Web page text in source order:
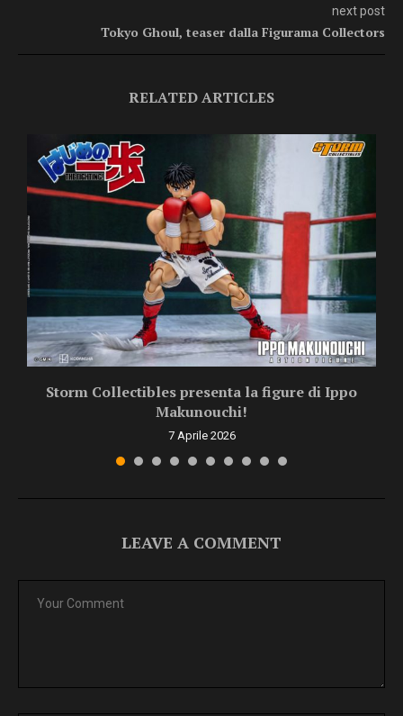
next post
Tokyo Ghoul, teaser dalla Figurama Collectors
RELATED ARTICLES
Storm Collectibles presenta la figure di Ippo
Makunouchi!
7 Aprile 2026
LEAVE A COMMENT